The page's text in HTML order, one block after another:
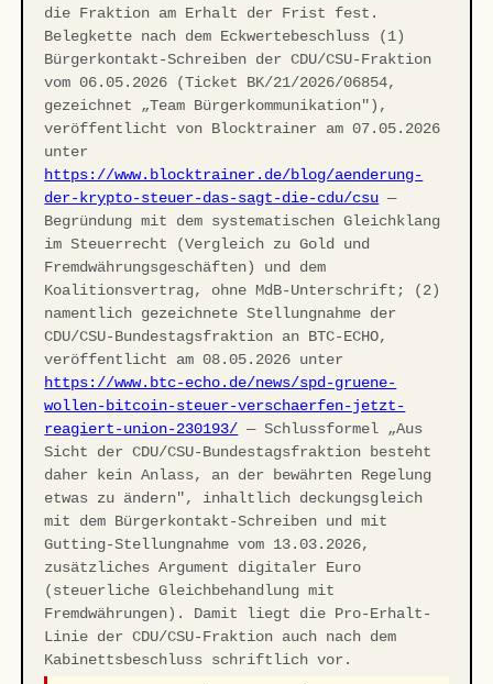
die Fraktion am Erhalt der Frist fest.
Belegkette nach dem Eckwertebeschluss (1)
Bürgerkontakt-Schreiben der CDU/CSU-Fraktion
vom 06.05.2026 (Ticket BK/21/2026/06854,
gezeichnet „Team Bürgerkommunikation"),
veröffentlicht von Blocktrainer am 07.05.2026
unter
https://www.blocktrainer.de/blog/aenderung-
der-krypto-steuer-das-sagt-die-cdu/csu —
Begründung mit dem systematischen Gleichklang
im Steuerrecht (Vergleich zu Gold und
Fremdwährungsgeschäften) und dem
Koalitionsvertrag, ohne MdB-Unterschrift; (2)
namentlich gezeichnete Stellungnahme der
CDU/CSU-Bundestagsfraktion an BTC-ECHO,
veröffentlicht am 08.05.2026 unter
https://www.btc-echo.de/news/spd-gruene-
wollen-bitcoin-steuer-verschaerfen-jetzt-
reagiert-union-230193/ — Schlussformel „Aus
Sicht der CDU/CSU-Bundestagsfraktion besteht
daher kein Anlass, an der bewährten Regelung
etwas zu ändern", inhaltlich deckungsgleich
mit dem Bürgerkontakt-Schreiben und mit
Gutting-Stellungnahme vom 13.03.2026,
zusätzliches Argument digitaler Euro
(steuerliche Gleichbehandlung mit
Fremdwährungen). Damit liegt die Pro-Erhalt-
Linie der CDU/CSU-Fraktion auch nach dem
Kabinettsbeschluss schriftlich vor.